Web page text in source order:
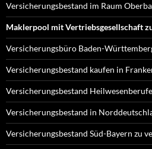
Versicherungsbestand im Raum
Maklerpool mit Vertriebsgesellschaft
Versicherungsbüro Baden-
Versicherungsbestand kaufen in
Versicherungsbestand
Versicherungsbestand in
Versicherungsbestand Süd-Bayern zu